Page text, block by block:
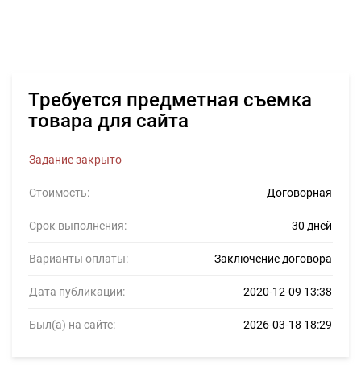
Требуется предметная съемка
товара для сайта
Задание закрыто
Стоимость: Договорная
Срок выполнения: 30 дней
Варианты оплаты: Заключение договора
Дата публикации: 2020-12-09 13:38
Был(а) на сайте: 2026-03-18 18:29